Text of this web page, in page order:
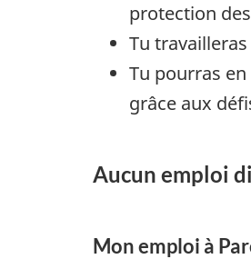
protection
Tu
Tu pourras
grâce aux
Aucun emploi
Mon emploi à